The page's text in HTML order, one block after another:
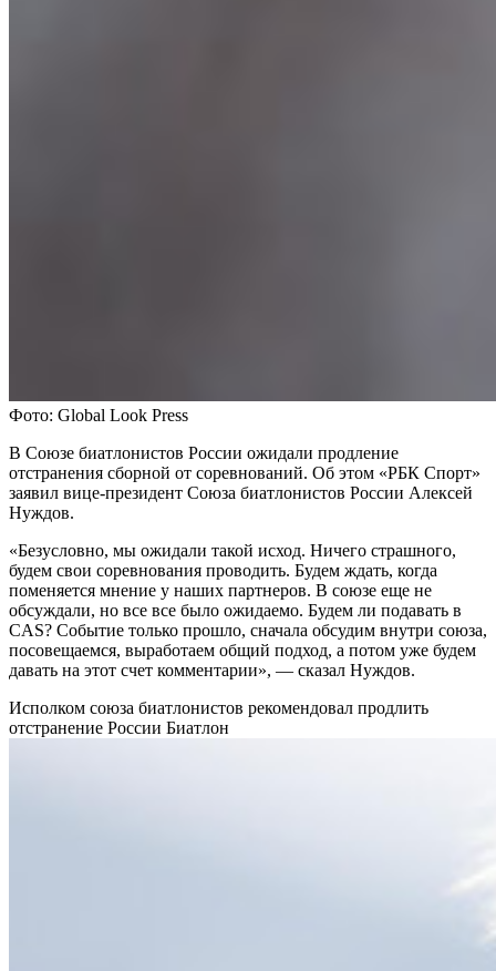
Фото: Global Look Press
В Союзе биатлонистов России ожидали продление
отстранения сборной от соревнований. Об этом «РБК Спорт»
заявил вице-президент Союза биатлонистов России Алексей
Нуждов.
«Безусловно, мы ожидали такой исход. Ничего страшного,
будем свои соревнования проводить. Будем ждать, когда
поменяется мнение у наших партнеров. В союзе еще не
обсуждали, но все все было ожидаемо. Будем ли подавать в
CAS? Событие только прошло, сначала обсудим внутри союза,
посовещаемся, выработаем общий подход, а потом уже будем
давать на этот счет комментарии», — сказал Нуждов.
Исполком союза биатлонистов рекомендовал продлить
отстранение России Биатлон